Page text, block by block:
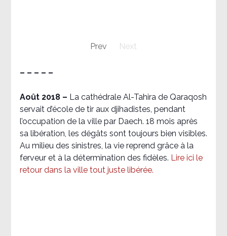
Prev Next
– – – – –
Août 2018 – La cathédrale Al-Tahira de Qaraqosh
servait d’école de tir aux djihadistes, pendant
l’occupation de la ville par Daech. 18 mois après
sa libération, les dégâts sont toujours bien visibles.
Au milieu des sinistres, la vie reprend grâce à la
ferveur et à la détermination des fidèles. Lire ici le
retour dans la ville tout juste libérée.